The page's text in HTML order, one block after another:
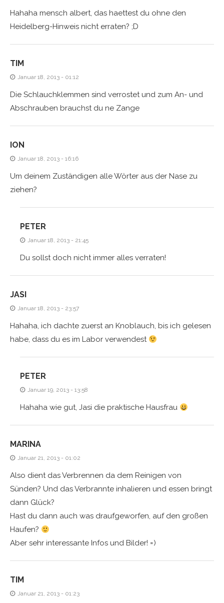
Hahaha mensch albert, das haettest du ohne den
Heidelberg-Hinweis nicht erraten? ;D
TIM
Januar 18, 2013 - 01:12
Die Schlauchklemmen sind verrostet und zum An- und
Abschrauben brauchst du ne Zange
ION
Januar 18, 2013 - 16:16
Um deinem Zuständigen alle Wörter aus der Nase zu
ziehen?
PETER
Januar 18, 2013 - 21:45
Du sollst doch nicht immer alles verraten!
JASI
Januar 18, 2013 - 23:57
Hahaha, ich dachte zuerst an Knoblauch, bis ich gelesen
habe, dass du es im Labor verwendest
PETER
Januar 19, 2013 - 13:58
Hahaha wie gut, Jasi die praktische Hausfrau
MARINA
Januar 21, 2013 - 01:02
Also dient das Verbrennen da dem Reinigen von
Sünden? Und das Verbrannte inhalieren und essen bringt
dann Glück?
Hast du dann auch was draufgeworfen, auf den großen
Haufen?
Aber sehr interessante Infos und Bilder! =)
TIM
Januar 21, 2013 - 01:23